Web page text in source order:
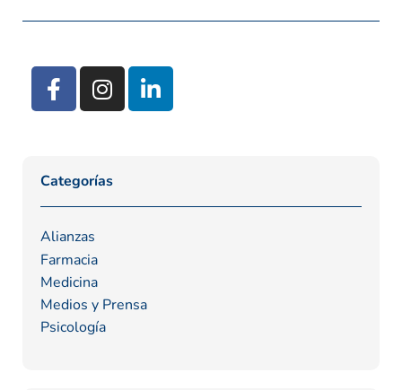
Categorías
Alianzas
Farmacia
Medicina
Medios y Prensa
Psicología